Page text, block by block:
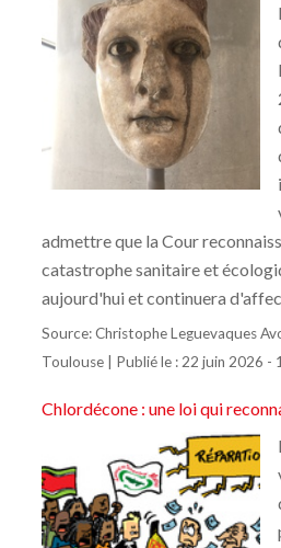
admettre que la Cour
catastrophe sanitaire et
aujourd'hui et continuera
Source:Christophe Leguevaques
Toulouse
Publié le :22 juin 2026 -
Chlordécone : une loi qui